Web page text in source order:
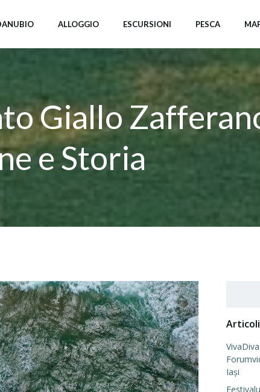
ALLOGGIO ESCURSIONI PESCA
Giallo
e Storia
Iași